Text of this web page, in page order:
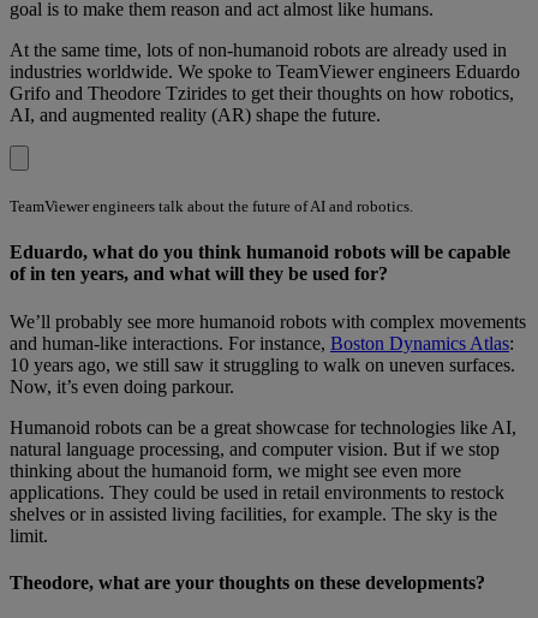
goal is to make them reason and act almost like humans.
At the same time, lots of non-humanoid robots are already used in
industries worldwide. We spoke to TeamViewer engineers Eduardo
Grifo and Theodore Tzirides to get their thoughts on how robotics,
AI, and augmented reality (AR) shape the future.
TeamViewer engineers talk about the future of AI and robotics.
Eduardo, what do you think humanoid robots will be capable
of in ten years, and what will they be used for?
We’ll probably see more humanoid robots with complex movements
and human-like interactions. For instance, Boston Dynamics Atlas:
10 years ago, we still saw it struggling to walk on uneven surfaces.
Now, it’s even doing parkour.
Humanoid robots can be a great showcase for technologies like AI,
natural language processing, and computer vision. But if we stop
thinking about the humanoid form, we might see even more
applications. They could be used in retail environments to restock
shelves or in assisted living facilities, for example. The sky is the
limit.
Theodore, what are your thoughts on these developments?